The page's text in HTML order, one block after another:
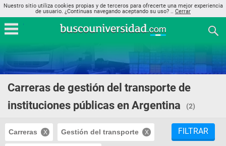
Nuestro sitio utiliza cookies propias y de terceros para ofrecerte una mejor experiencia
de usuario. ¿Continuas navegando aceptando su uso? .. Cerrar
Carreras de gestión del transporte de
instituciones públicas en Argentina
(2)
Carreras Gestión del transporte FILTRAR